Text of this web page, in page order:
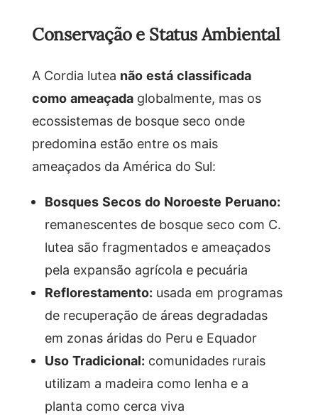
Conservação e Status Ambiental
A Cordia lutea não está classificada
como ameaçadaglobalmente, mas os
ecossistemas de bosque seco onde
predomina estão entre os mais
ameaçados da América do Sul:
Bosques Secos do Noroeste Peruano:
remanescentes de bosque seco com C.
lutea são fragmentados e ameaçados
pela expansão agrícola e pecuária
Reflorestamento: usada em programas
de recuperação de áreas degradadas
em zonas áridas do Peru e Equador
Uso Tradicional: comunidades rurais
utilizam a madeira como lenha e a
planta como cerca viva